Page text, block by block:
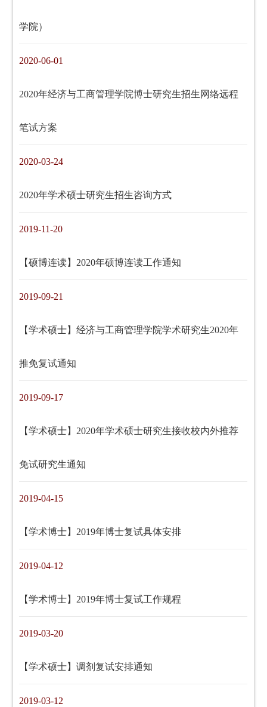
学院）
2020-06-01
2020年经济与工商管理学院博士研究生招生网络远程
笔试方案
2020-03-24
2020年学术硕士研究生招生咨询方式
2019-11-20
【硕博连读】2020年硕博连读工作通知
2019-09-21
【学术硕士】经济与工商管理学院学术研究生2020年
推免复试通知
2019-09-17
【学术硕士】2020年学术硕士研究生接收校内外推荐
免试研究生通知
2019-04-15
【学术博士】2019年博士复试具体安排
2019-04-12
【学术博士】2019年博士复试工作规程
2019-03-20
【学术硕士】调剂复试安排通知
2019-03-12